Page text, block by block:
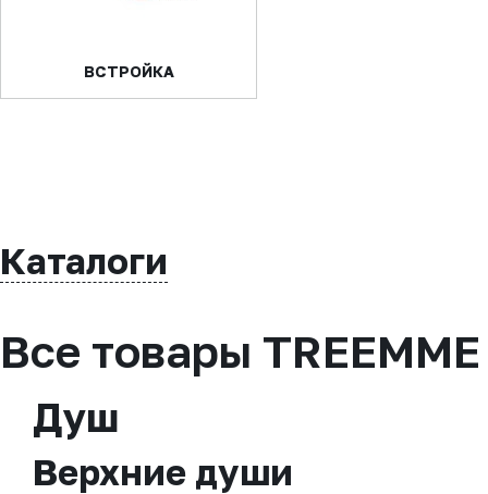
ВСТРОЙКА
Каталоги
Все товары TREEMME
Душ
Верхние души